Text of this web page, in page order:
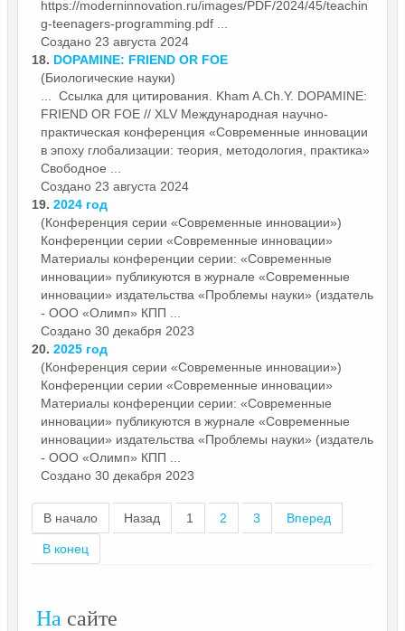
https://moderninnovation.ru/images/PDF/2024/45/teachin
g-teenagers-programming.pdf ...
Создано 23 августа 2024
18. DOPAMINE: FRIEND OR FOE
(Биологические науки)
... Ссылка для цитирования. Kham A.Ch.Y. DOPAMINE:
FRIEND OR FOE // XLV Международная научно-
практическая конференция «Современные инновации
в эпоху глобализации: теория, методология, практика»
Свободное ...
Создано 23 августа 2024
19. 2024 год
(Конференция серии «Современные инновации»)
Конференции серии «Современные инновации»
Материалы конференции серии: «Современные
инновации» публикуются в журнале «Современные
инновации» издательства «Проблемы науки» (издатель
- ООО «Олимп» КПП ...
Создано 30 декабря 2023
20. 2025 год
(Конференция серии «Современные инновации»)
Конференции серии «Современные инновации»
Материалы конференции серии: «Современные
инновации» публикуются в журнале «Современные
инновации» издательства «Проблемы науки» (издатель
- ООО «Олимп» КПП ...
Создано 30 декабря 2023
В начало Назад 1 2 3 Вперед
В конец
На сайте